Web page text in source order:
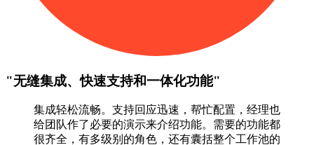
"无缝集成、快速支持和一体化功能"
集成轻松流畅。支持回应迅速，帮忙配置，经理也
给团队作了必要的演示来介绍功能。需要的功能都
很齐全，有多级别的角色，还有囊括整个工作池的